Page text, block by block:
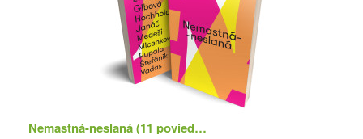
Nemastná-neslaná (11 poviedok)